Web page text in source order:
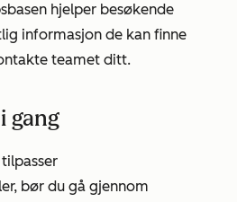
hjelper besøkende
informasjon de kan finne
teamet ditt.
gang
bør du gå gjennom